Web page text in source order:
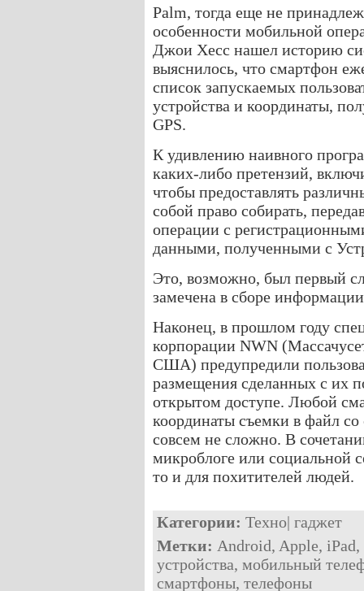
Palm, тогда еще не
особенности мобильной
Джои Хесс нашел историю
выяснилось, что смартфон
список запускаемых
устройства и координаты,
GPS.
К удивлению наивного
каких-либо претензий,
чтобы предоставлять
собой право собирать,
операции с
данными, полученными с
Это, возможно, был первый
замечена в сборе
Наконец, в прошлом году
корпорации NWN
США) предупредили
размещения сделанных с их
открытом доступе. Любой
координаты съемки в файл
совсем не сложно. В
микроблоге или социальной
то и для похитителей людей.
Категории: Техно| гаджет
Метки: Android, Apple, iPad,
устройства, мобильный
смартфоны, телефоны